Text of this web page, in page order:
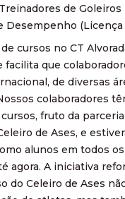
de Goleiros
Desempenho (Licença
cursos no CT
facilita que
de diversas
colaboradores
fruto da
de Ases, e
alunos em todos
agora. A iniciativa
do Celeiro de Ases